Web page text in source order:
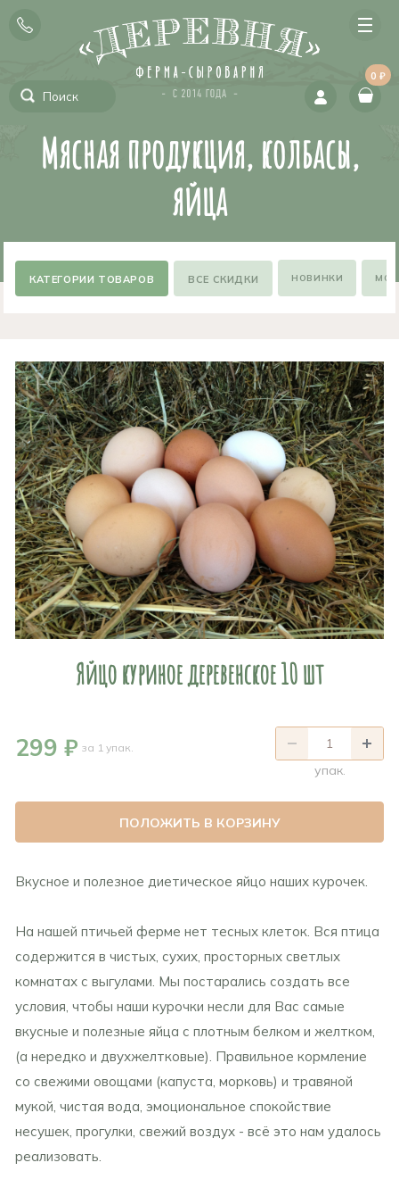
0 ₽
Мясная продукция, колбасы,
яйца
ВСЕ СКИДКИ НОВИНКИ
Яйцо куриное деревенское 10 шт
299 ₽ за 1 упак.
упак.
ПОЛОЖИТЬ В КОРЗИНУ
Вкусное и полезное диетическое яйцо наших курочек.
На нашей птичьей ферме нет тесных клеток. Вся птица
содержится в чистых, сухих, просторных светлых
комнатах с выгулами. Мы постарались создать все
условия, чтобы наши курочки несли для Вас самые
вкусные и полезные яйца с плотным белком и желтком,
(а нередко и двухжелтковые). Правильное кормление
со свежими овощами (капуста, морковь) и травяной
мукой, чистая вода, эмоциональное спокойствие
несушек, прогулки, свежий воздух - всё это нам удалось
реализовать.